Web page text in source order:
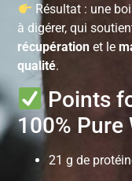
Résultat : une
à digérer, qui
récupération et le
qualité.
Points
100% Pure
21 g de